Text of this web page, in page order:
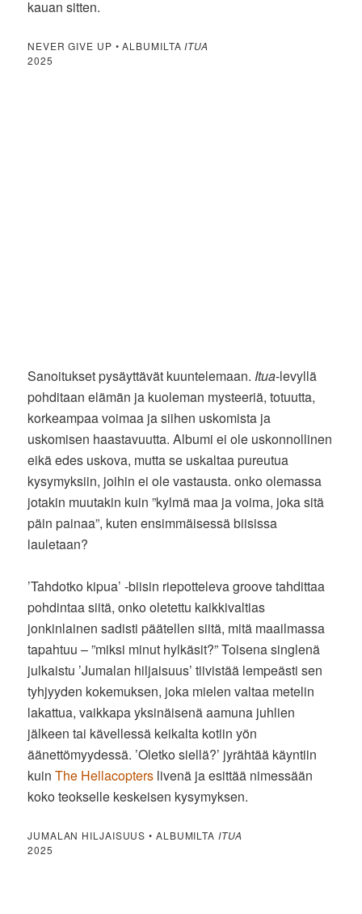
kauan sitten.
NEVER GIVE UP • ALBUMILTA ITUA
2025
Sanoitukset pysäyttävät kuuntelemaan. Itua-levyllä
pohditaan elämän ja kuoleman mysteeriä, totuutta,
korkeampaa voimaa ja siihen uskomista ja
uskomisen haastavuutta. Albumi ei ole uskonnollinen
eikä edes uskova, mutta se uskaltaa pureutua
kysymyksiin, joihin ei ole vastausta. onko olemassa
jotakin muutakin kuin ”kylmä maa ja voima, joka sitä
päin painaa”, kuten ensimmäisessä biisissa
lauletaan?
’Tahdotko kipua’ -biisin riepotteleva groove tahdittaa
pohdintaa siitä, onko oletettu kaikkivaltias
jonkinlainen sadisti päätellen siitä, mitä maailmassa
tapahtuu – ”miksi minut hylkäsit?” Toisena singlenä
julkaistu ’Jumalan hiljaisuus’ tiivistää lempeästi sen
tyhjyyden kokemuksen, joka mielen valtaa metelin
lakattua, vaikkapa yksinäisenä aamuna juhlien
jälkeen tai kävellessä keikalta kotiin yön
äänettömyydessä. ’Oletko siellä?’ jyrähtää käyntiin
kuinThe Hellacopters livenä ja esittää nimessään
koko teokselle keskeisen kysymyksen.
JUMALAN HILJAISUUS • ALBUMILTA ITUA
2025